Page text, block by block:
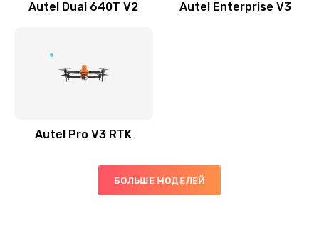
Autel Dual 640T V2 Autel Enterprise V3
Autel Pro V3 RTK
БОЛЬШЕ МОДЕЛЕЙ